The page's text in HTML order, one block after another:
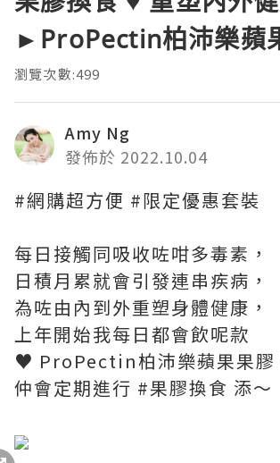
►ProPectin柏沛樂蘋
瀏覽次數:499
Amy Ng
發佈於 2022.10.04
#網購超方便 #限定優惠套裝
每日接觸同吸收咗咁多毒素，
日積月累就會引發連串疾病，
為咗由內到外重塑身體健康，
上年開始我每日都會飲呢款
♥ ProPectin柏沛樂蘋果果
仲會定期進行 #果膠換食 添～